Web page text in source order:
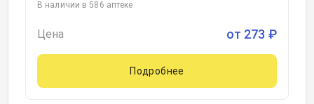
В наличии в 586 аптеке
Цена от 273 ₽
Подробнее